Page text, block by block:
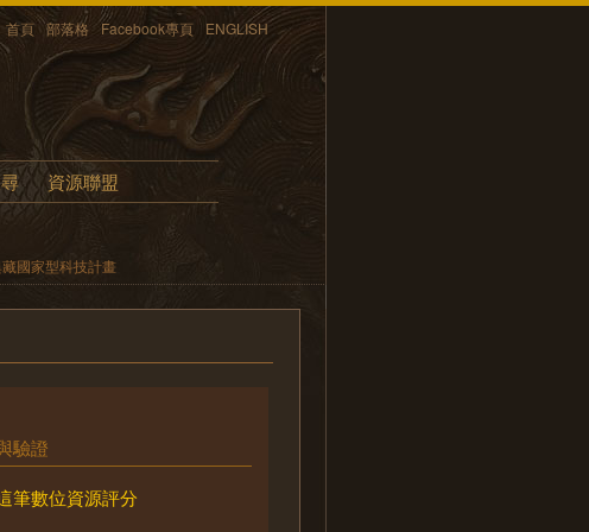
首頁 部落格 Facebook專頁 ENGLISH
資源聯盟
國家型科技計畫
驗證
筆數位資源評分